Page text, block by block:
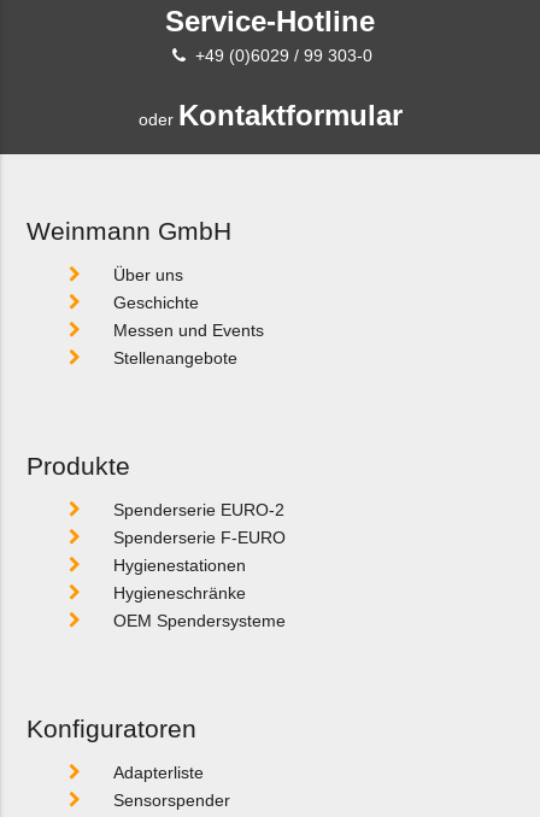
Service-Hotline
+49 (0)6029 / 99 303-0
oder Kontaktformular
Weinmann GmbH
Über uns
Geschichte
Messen und Events
Stellenangebote
Produkte
Spenderserie EURO-2
Spenderserie F-EURO
Hygienestationen
Hygieneschränke
OEM Spendersysteme
Konfiguratoren
Adapterliste
Sensorspender